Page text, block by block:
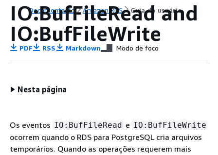
Documentação Amazon RDS Guia do usuário
IO:BufFileRead and
IO:BufFileWrite
PDF RSS Markdown Modo de foco
Nesta página
Os eventos IO:BufFileRead e IO:BufFileWrite
ocorrem quando o RDS para PostgreSQL cria arquivos
temporários. Quando as operações requerem mais